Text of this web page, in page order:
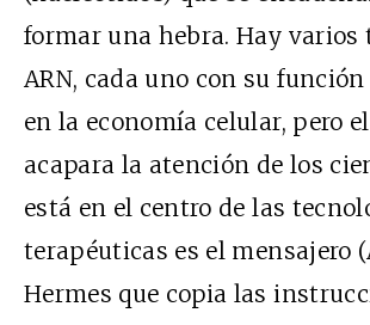
formar una hebra. Hay varios
ARN, cada uno con su
en la economía celular, pero
acapara la atención de los
está en el centro de las
terapéuticas es el mensajero
Hermes que copia las